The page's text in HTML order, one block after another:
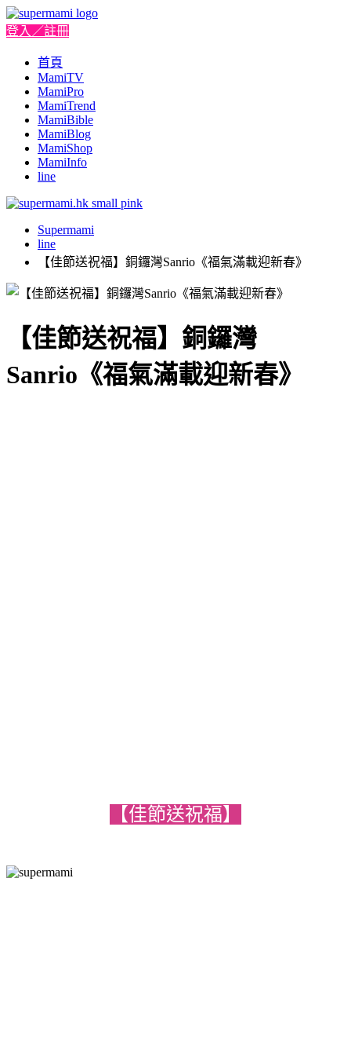
登入／註冊
首頁
MamiTV
MamiPro
MamiTrend
MamiBible
MamiBlog
MamiShop
MamiInfo
line
Supermami
line
【佳節送祝福】銅鑼灣Sanrio《福氣滿載迎新春》
【佳節送祝福】銅鑼灣
Sanrio《福氣滿載迎新春》
【佳節送祝福】